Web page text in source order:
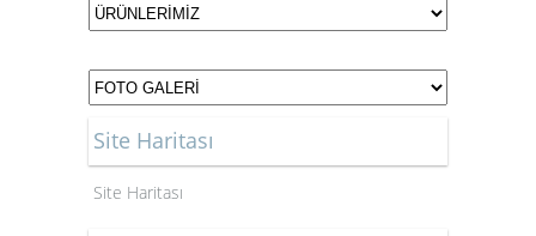
Site Haritası
Site Haritası